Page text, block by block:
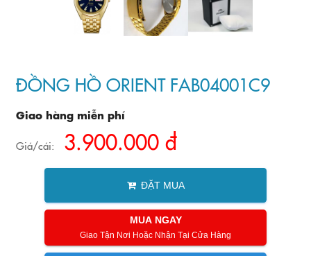
ĐỒNG HỒ ORIENT FAB04001C9
Giao hàng miễn phí
Giá/cái: 3.900.000 đ
ĐẶT MUA
MUA NGAY
Giao Tận Nơi Hoặc Nhận Tại Cửa Hàng